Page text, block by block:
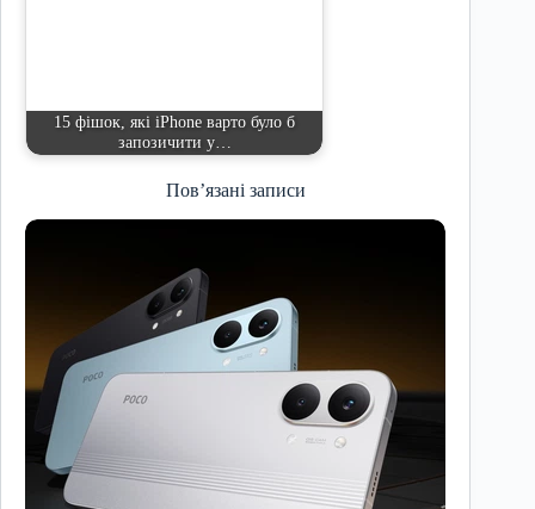
15 фішок, які iPhone варто було б
запозичити у…
Пов’язані записи